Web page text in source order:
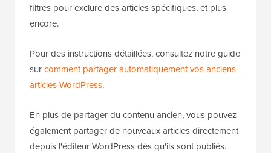
filtres pour exclure des articles spécifiques, et plus
encore.
Pour des instructions détaillées, consultez notre guide
surcomment partager automatiquement vos anciens
articles WordPress.
En plus de partager du contenu ancien, vous pouvez
également partager de nouveaux articles directement
depuis l'éditeur WordPress dès qu'ils sont publiés.